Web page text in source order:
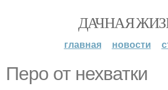
ДАЧНАЯ
главная новости
Перо от нехватки